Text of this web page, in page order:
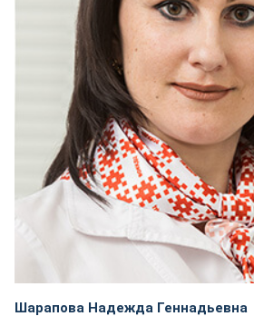
Шарапова Надежда Геннадьевна